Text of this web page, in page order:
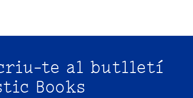
te al butlletí
Books